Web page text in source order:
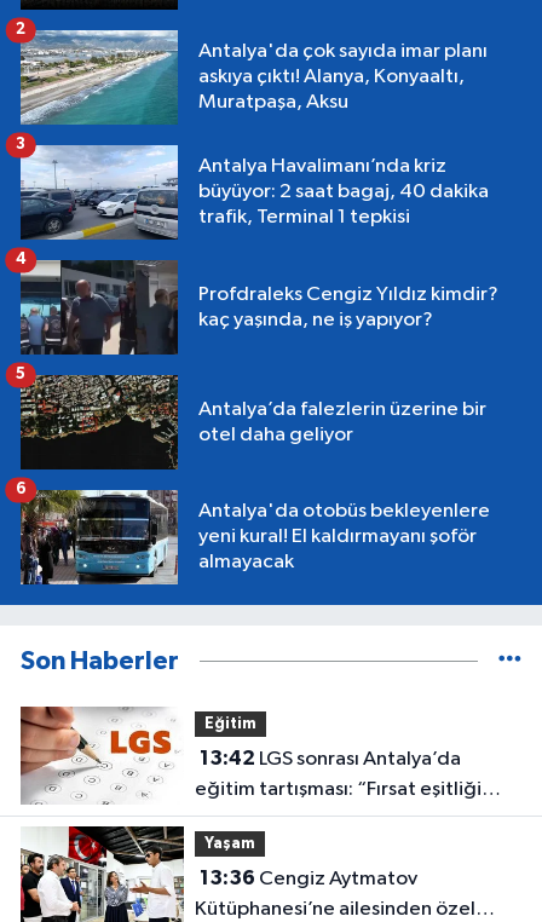
Antalya'da çok sayıda imar planı
askıya çıktı! Alanya, Konyaaltı,
Muratpaşa, Aksu
2
Antalya Havalimanı’nda kriz
büyüyor: 2 saat bagaj, 40 dakika
trafik, Terminal 1 tepkisi
3
Profdraleks Cengiz Yıldız kimdir?
kaç yaşında, ne iş yapıyor?
4
Antalya’da falezlerin üzerine bir
otel daha geliyor
5
Antalya'da otobüs bekleyenlere
yeni kural! El kaldırmayanı şoför
almayacak
6
Son Haberler
Eğitim
13:42
eğitim tartışması: “Fırsat eşitliği
yok”
Yaşam
13:36
Kütüphanesi’ne ailesinden özel